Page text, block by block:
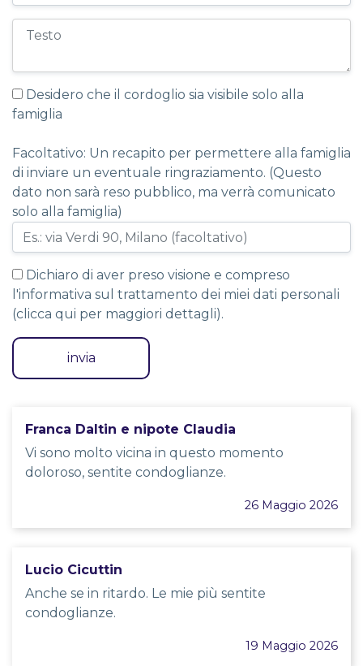
Desidero che il cordoglio sia visibile solo alla
famiglia
Facoltativo: Un recapito per permettere alla famiglia
di inviare un eventuale ringraziamento. (Questo
dato non sarà reso pubblico, ma verrà comunicato
solo alla famiglia)
Dichiaro di aver preso visione e compreso
l'informativa sul trattamento dei miei dati personali
(clicca qui per maggiori dettagli).
Franca Daltin e nipote Claudia
Vi sono molto vicina in questo momento
doloroso, sentite condoglianze.
26 Maggio 2026
Lucio Cicuttin
Anche se in ritardo. Le mie più sentite
condoglianze.
19 Maggio 2026